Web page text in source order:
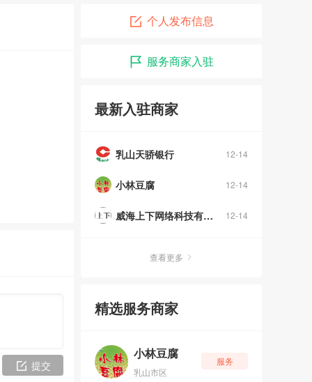
提交
个人发布信息
服务商家入驻
最新入驻商家
12-14
乳山天骄银行
12-14
小林豆腐
12-14
威海上下网络科技有限公司
查看更多
精选服务商家
服务
小林豆腐
乳山市区